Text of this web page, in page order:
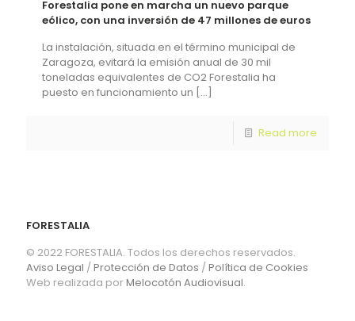
Forestalia pone en marcha un nuevo parque
eólico, con una inversión de 47 millones de euros
La instalación, situada en el término municipal de
Zaragoza, evitará la emisión anual de 30 mil
toneladas equivalentes de CO2 Forestalia ha
puesto en funcionamiento un […]
Read more
FORESTALIA
© 2022 FORESTALIA. Todos los derechos reservados.
Aviso Legal /Protección de Datos /Política de Cookies
Web realizada porMelocotón Audiovisual.